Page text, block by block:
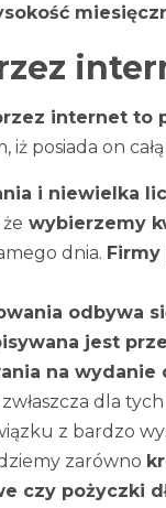
internet to
iż posiada on
i niewielka
wybierzemy
dnia.
odbywa
jest
na wydanie
dla
z bardzo
zarówno
czy pożyczki